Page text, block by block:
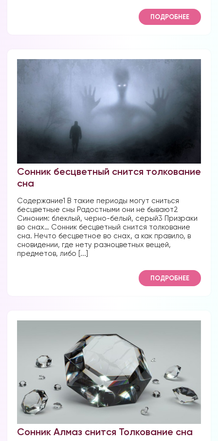
ПОДРОБНЕЕ
Сонник бесцветный снится толкование
сна
Содержание1 В такие периоды могут сниться
бесцветные сны Радостными они не бывают2
Синоним: блеклый, черно-белый, серый3 Призраки
во снах… Сонник бесцветный снится толкование
сна. Нечто бесцветное во снах, а как правило, в
сновидении, где нету разноцветных вещей,
предметов, либо [...]
ПОДРОБНЕЕ
Сонник Алмаз снится Толкование сна
снах (проверено более 100000
информацию во снах с первых дней.
Скачайте приложение, чтобы получить
доступ:
Скачать
Наши форумы